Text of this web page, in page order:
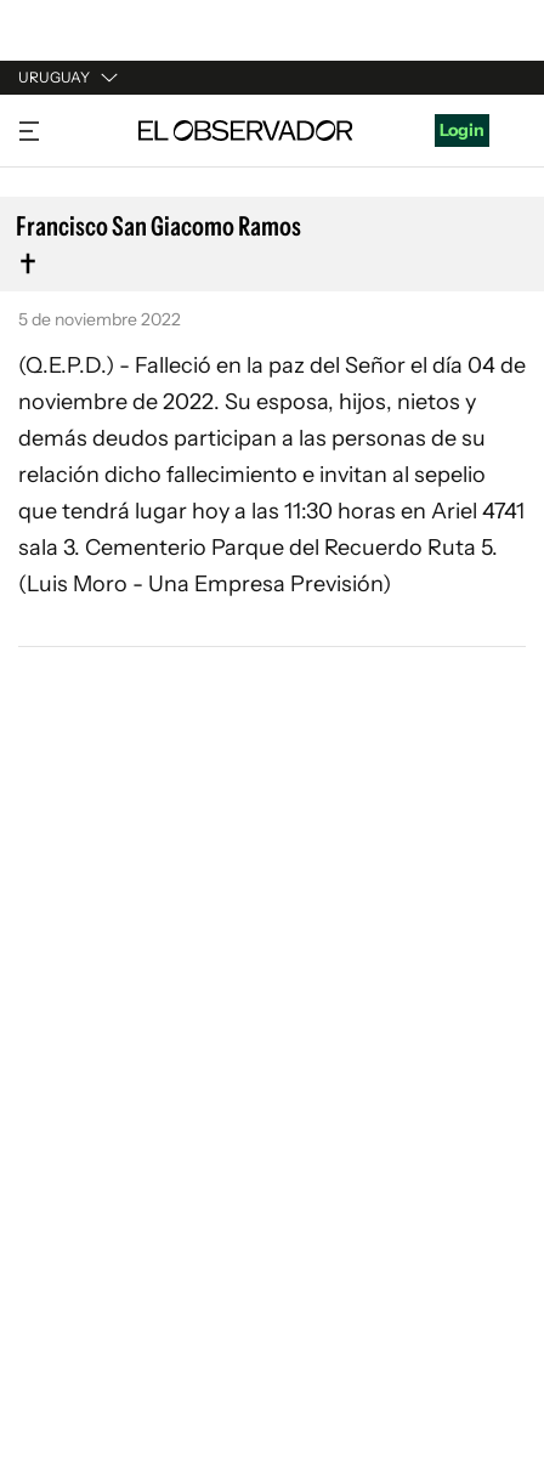
URUGUAY
URUGUAY
ARGENTINA
ESPAÑA
ESTADOS UNIDOS
Login
Francisco San Giacomo Ramos
5 de noviembre 2022
(Q.E.P.D.) - Falleció en la paz del Señor el día 04 de
noviembre de 2022. Su esposa, hijos, nietos y
demás deudos participan a las personas de su
relación dicho fallecimiento e invitan al sepelio
que tendrá lugar hoy a las 11:30 horas en Ariel 4741
sala 3. Cementerio Parque del Recuerdo Ruta 5.
(Luis Moro - Una Empresa Previsión)